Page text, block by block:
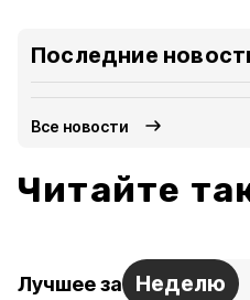
Последние
Все новости
Читайте
Лучшее за Неделю